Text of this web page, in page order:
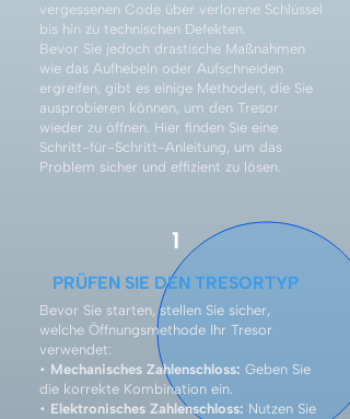
vergessenen Code über verlorene Schlüssel
bis hin zu technischen Defekten.
Bevor Sie jedoch drastische Maßnahmen
wie das Aufhebeln oder Aufschneiden
ergreifen, gibt es einige Methoden, die Sie
ausprobieren können, um den Tresor
wieder zu öffnen. Hier finden Sie eine
Schritt-für-Schritt-Anleitung, um das
Problem sicher und effizient zu lösen.
1
PRÜFEN SIE DEN TRESORTYP
Bevor Sie starten, stellen Sie sicher,
welche Öffnungsmethode Ihr Tresor
verwendet:
• Mechanisches Zahlenschloss: Geben Sie
die korrekte Kombination ein.
• Elektronisches Zahlenschloss: Nutzen Sie